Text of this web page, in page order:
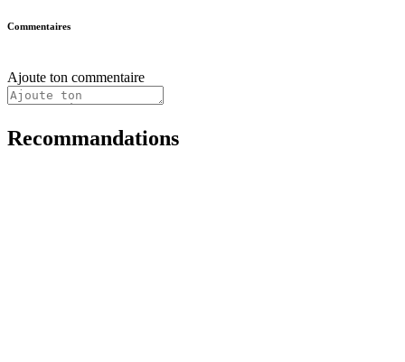
Commentaires
Ajoute ton commentaire
Recommandations